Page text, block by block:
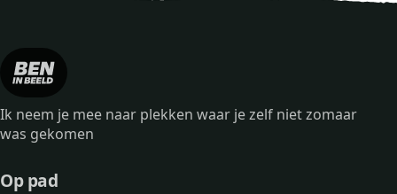
Ik neem je mee naar plekken waar je zelf niet zomaar
was gekomen
Op pad